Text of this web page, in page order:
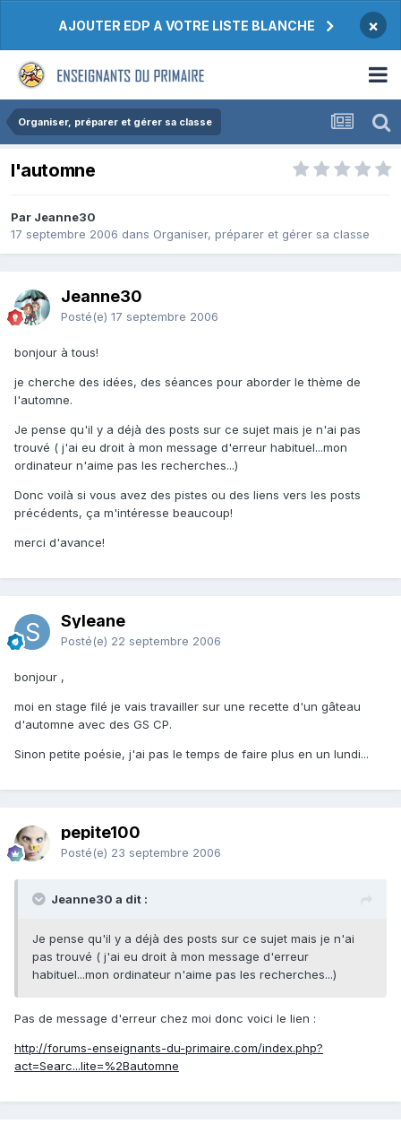
AJOUTER EDP A VOTRE LISTE BLANCHE ×
Organiser, préparer et gérer sa classe
l'automne
Par Jeanne30
17 septembre 2006 dans Organiser, préparer et gérer sa classe
Jeanne30
Posté(e) 17 septembre 2006
bonjour à tous!
je cherche des idées, des séances pour aborder le thème de
l'automne.
Je pense qu'il y a déjà des posts sur ce sujet mais je n'ai pas
trouvé ( j'ai eu droit à mon message d'erreur habituel...mon
ordinateur n'aime pas les recherches...)
Donc voilà si vous avez des pistes ou des liens vers les posts
précédents, ça m'intéresse beaucoup!
merci d'avance!
Syleane
Posté(e) 22 septembre 2006
bonjour ,
moi en stage filé je vais travailler sur une recette d'un gâteau
d'automne avec des GS CP.
Sinon petite poésie, j'ai pas le temps de faire plus en un lundi...
pepite100
Posté(e) 23 septembre 2006
Jeanne30 a dit :
Je pense qu'il y a déjà des posts sur ce sujet mais je n'ai
pas trouvé ( j'ai eu droit à mon message d'erreur
habituel...mon ordinateur n'aime pas les recherches...)
Pas de message d'erreur chez moi donc voici le lien :
http://forums-enseignants-du-primaire.com/index.php?
act=Searc...lite=%2Bautomne